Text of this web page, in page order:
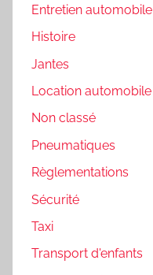
Entretien automobile
Histoire
Jantes
Location automobile
Non classé
Pneumatiques
Règlementations
Sécurité
Taxi
Transport d'enfants